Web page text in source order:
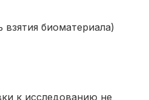
биоматериала)
к исследованию не